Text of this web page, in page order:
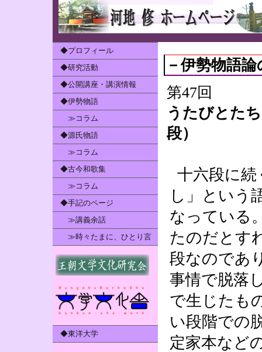
◆プロフィール
◆研究活動
◆公開講座・講演情報
◆伊勢物語
≫コラム
◆源氏物語
≫コラム
◆古今和歌集
≫コラム
◆手記のページ
≫講義余話
≫時々たまに、ひとり言
◆東洋大学
－伊勢物語
第47回
うたびとた
段）
十六段に
し」という
なっている
たのだとす
段なのであ
事情で脱落
で生じたも
い段階での
定家本など